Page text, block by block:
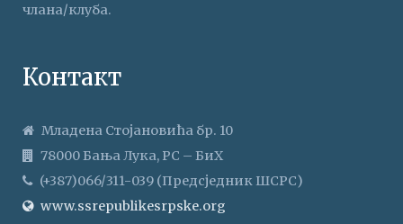
члана/клуба.
Контакт
Младена Стојановића бр. 10
78000 Бања Лука, РС – БиХ
(+387)066/311-039 (Предсједник ШСРС)
www.ssrepublikesrpske.org